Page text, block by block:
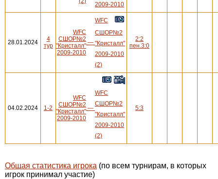
2009-2010
28.01.2024
4
тур
WFC
СШОР№2
"Кристалл"
2009-2010
—
WFC
СШОР№2
"Кристалл"
2009-2010
(2)
2:2
пен.3:0
04.02.2024 1-2
WFC
СШОР№2
"Кристалл"
2009-2010
—
WFC
СШОР№2
"Кристалл"
2009-2010
(2)
5:3
Общая статистика игрока (по всем турнирам, в которых
игрок принимал участие)